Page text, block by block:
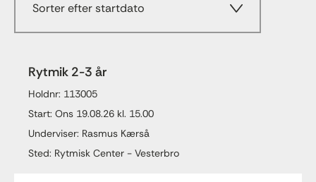
Sorter efter startdato
Rytmik 2-3 år
Holdnr: 113005
Start: Ons 19.08.26 kl. 15.00
Underviser: Rasmus Kærså
Sted: Rytmisk Center - Vesterbro